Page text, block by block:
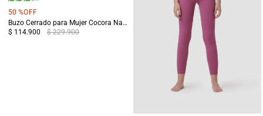
50 %OFF
Buzo Cerrado para Mujer Cocora Naranja
$ 114.900
$ 229.900